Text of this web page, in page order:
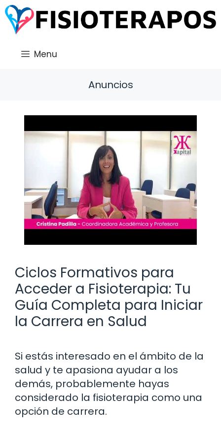
Saltar
al
contenido
Menu
Anuncios
Ciclos Formativos para
Acceder a Fisioterapia: Tu
Guía Completa para Iniciar
la Carrera en Salud
Si estás interesado en el ámbito de la
salud y te apasiona ayudar a los
demás, probablemente hayas
considerado la fisioterapia como una
opción de carrera.